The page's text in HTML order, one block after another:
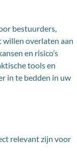
bestuurders,
willen overlaten aan
en risico’s
tools en
in te bedden in uw
relevant zijn voor